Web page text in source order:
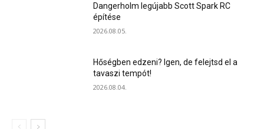
Dangerholm legújabb Scott Spark RC
építése
2026.08.05.
Hőségben edzeni? Igen, de felejtsd el a
tavaszi tempót!
2026.08.04.